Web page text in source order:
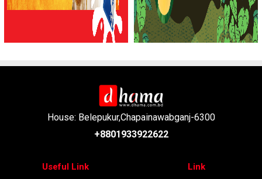
House: Belepukur,Chapainawabganj-6300
+8801933922622
Useful Link Link